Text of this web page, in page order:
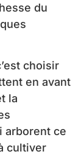
du
choisir
en avant
la
arborent ce
cultiver